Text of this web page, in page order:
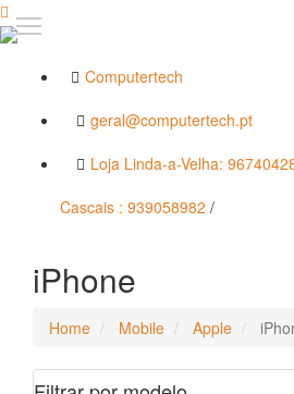
Computertech
geral@computertech.pt
Loja Linda-a-Velha:
Cascais : 939058982 /
iPhone
Home Mobile Apple